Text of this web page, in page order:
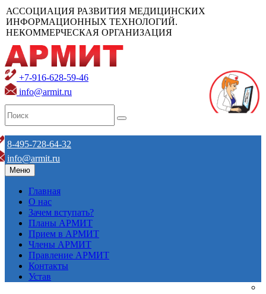
АССОЦИАЦИЯ РАЗВИТИЯ МЕДИЦИНСКИХ
ИНФОРМАЦИОННЫХ ТЕХНОЛОГИЙ.
НЕКОММЕРЧЕСКАЯ ОРГАНИЗАЦИЯ
+7-916-628-59-46
info@armit.ru
8-495-728-64-32
info@armit.ru
Меню
Главная
О нас
Зачем вступать?
Планы АРМИТ
Прием в АРМИТ
Члены АРМИТ
Правление АРМИТ
Контакты
Устав